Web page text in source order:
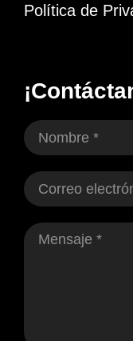
Política de